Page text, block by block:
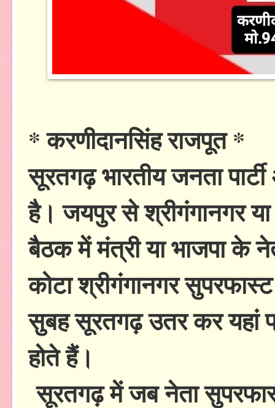
* करणीदानसिंह राजपूत *
सूरतगढ़ भारतीय जनता
है। जयपुर से श्रीगंगानगर
बैठक में मंत्री या भाजपा के
कोटा श्रीगंगानगर
सुबह सूरतगढ़ उतर कर यहां
होते हैं।
सूरतगढ़ में जब नेता